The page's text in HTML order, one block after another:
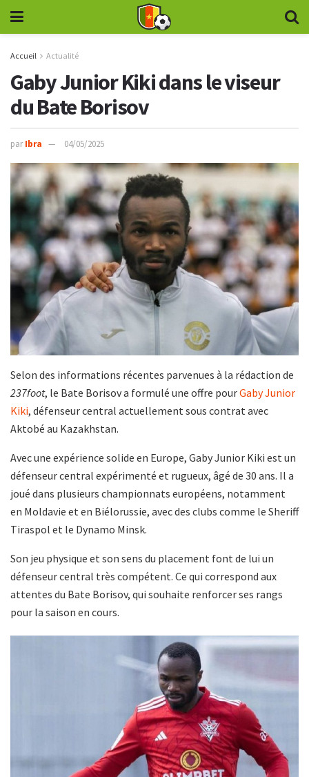
Accueil Actualité
Gaby Junior Kiki dans le viseur
du Bate Borisov
par Ibra 04/05/2025
Selon des informations récentes parvenues à la rédaction de
237foot, le Bate Borisov a formulé une offre pourGaby Junior
Kiki, défenseur central actuellement sous contrat avec
Aktobé au Kazakhstan.
Avec une expérience solide en Europe, Gaby Junior Kiki est un
défenseur central expérimenté et rugueux, âgé de 30 ans. Il a
joué dans plusieurs championnats européens, notamment
en Moldavie et en Biélorussie, avec des clubs comme le Sheriff
Tiraspol et le Dynamo Minsk.
Son jeu physique et son sens du placement font de lui un
défenseur central très compétent. Ce qui correspond aux
attentes du Bate Borisov, qui souhaite renforcer ses rangs
pour la saison en cours.